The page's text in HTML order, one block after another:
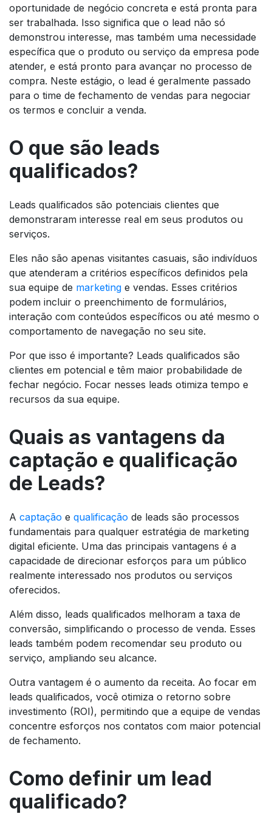
oportunidade de negócio concreta e está pronta para
ser trabalhada. Isso significa que o lead não só
demonstrou interesse, mas também uma necessidade
específica que o produto ou serviço da empresa pode
atender, e está pronto para avançar no processo de
compra. Neste estágio, o lead é geralmente passado
para o time de fechamento de vendas para negociar
os termos e concluir a venda.
O que são leads
qualificados?
Leads qualificados são potenciais clientes que
demonstraram interesse real em seus produtos ou
serviços.
Eles não são apenas visitantes casuais, são indivíduos
que atenderam a critérios específicos definidos pela
sua equipe de marketing e vendas. Esses critérios
podem incluir o preenchimento de formulários,
interação com conteúdos específicos ou até mesmo o
comportamento de navegação no seu site.
Por que isso é importante? Leads qualificados são
clientes em potencial e têm maior probabilidade de
fechar negócio. Focar nesses leads otimiza tempo e
recursos da sua equipe.
Quais as vantagens da
captação e qualificação
de Leads?
A captação e qualificação de leads são processos
fundamentais para qualquer estratégia de marketing
digital eficiente. Uma das principais vantagens é a
capacidade de direcionar esforços para um público
realmente interessado nos produtos ou serviços
oferecidos.
Além disso, leads qualificados melhoram a taxa de
conversão, simplificando o processo de venda. Esses
leads também podem recomendar seu produto ou
serviço, ampliando seu alcance.
Outra vantagem é o aumento da receita. Ao focar em
leads qualificados, você otimiza o retorno sobre
investimento (ROI), permitindo que a equipe de vendas
concentre esforços nos contatos com maior potencial
de fechamento.
Como definir um lead
qualificado?